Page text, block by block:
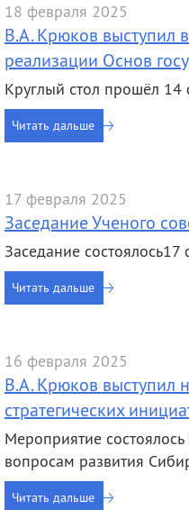
18 февраля 2025
В.А. Крюков выступил
реализации Основ
Круглый стол прошёл
Читать дальше
17 февраля 2025
Заседание Ученого
Заседание
Читать дальше
16 февраля 2025
В.А. Крюков выступил
стратегических
Мероприятие
вопросам развития
Читать дальше